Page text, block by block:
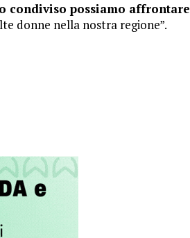
condiviso possiamo affrontare
donne nella nostra regione”.